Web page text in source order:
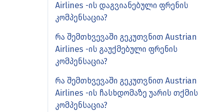
Airlines -ის დაგვიანებული ფრენის
კომპენსაცია?
რა შემთხვევაში გეკუთვნით Austrian
Airlines -ის გაუქმებული ფრენის
კომპენსაცია?
რა შემთხვევაში გეკუთვნით Austrian
Airlines -ის ჩასხდომაზე უარის თქმის
კომპენსაცია?